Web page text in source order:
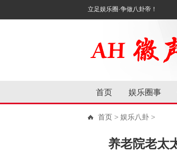
立足娱乐圈·争做八卦帝！
首页 娱乐圈事
首页 > 娱乐八卦 >
养老院老太